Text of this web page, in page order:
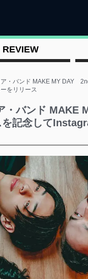
REVIEW
ア・バンド MAKE MY DAY
をリリース
・バンド
を記念して